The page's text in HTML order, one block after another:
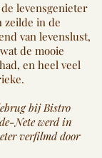
levensgenieter
zeilde in de
van levenslust,
de mooie
en heel veel
bij Bistro
Nete werd in
verfilmd door